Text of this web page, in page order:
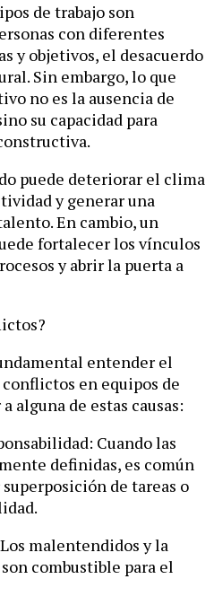
de trabajo son
con diferentes
y objetivos, el desacuerdo
Sin embargo, lo que
no es la ausencia de
su capacidad para
puede deteriorar el clima
y generar una
En cambio, un
fortalecer los vínculos
y abrir la puerta a
entender el
en equipos de
alguna de estas causas:
Cuando las
definidas, es común
de tareas o
malentendidos y la
combustible para el